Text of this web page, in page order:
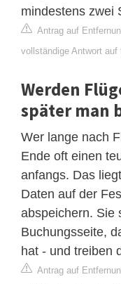
mindestens zwei
Antrag auf
vollständige Antwort auf
Werden
später man
Wer lange nach
Ende oft einen
anfangs. Das
Daten auf der
abspeichern. Sie
Buchungsseite,
hat - und treiben
Antrag auf